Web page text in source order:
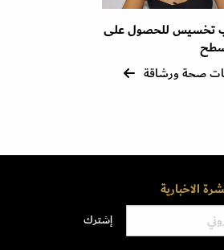
تخسيس للحصول على
صحة ورشاقة
الاخبارية